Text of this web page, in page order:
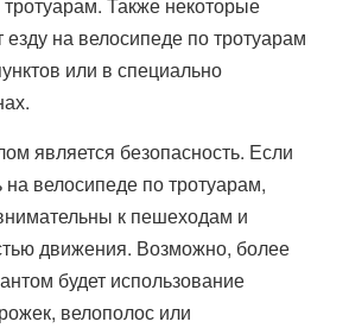
на велосипеде по тротуарам
или в специально
является безопасность. Если
велосипеде по тротуарам,
к пешеходам и
движения. Возможно, более
будет использование
велополос или